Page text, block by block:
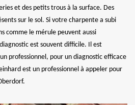
et des petits trous à la surface. Des
sur le sol. Si votre charpente a subi
comme le mérule peuvent aussi
est souvent difficile. Il est
professionnel, pour un diagnostic efficace
est un professionnel à appeler pour